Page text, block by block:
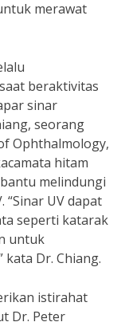
merawat
beraktivitas
sinar
seorang
Ophthalmology,
hitam
melindungi
UV dapat
seperti katarak
untuk
kata Dr. Chiang.
istirahat
Dr. Peter